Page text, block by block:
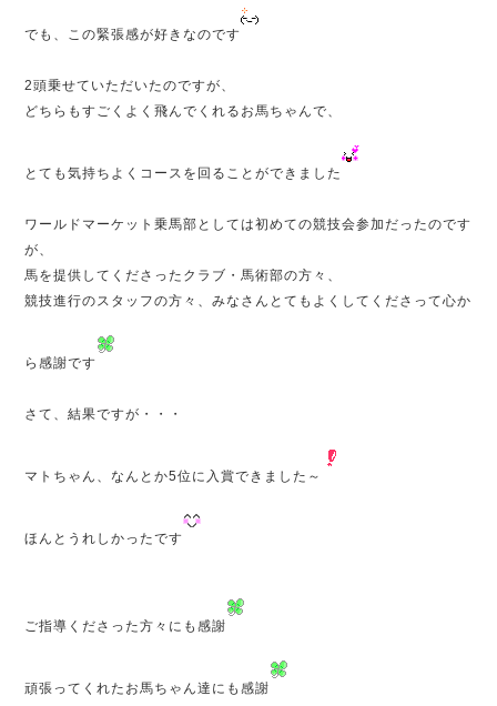
でも、この緊張感が好きなのです
2頭乗せていただいたのですが、
どちらもすごくよく飛んでくれるお馬ちゃんで、
とても気持ちよくコースを回ることができました
ワールドマーケット乗馬部としては初めての競技会参加だったのです
が、
馬を提供してくださったクラブ・馬術部の方々、
競技進行のスタッフの方々、みなさんとてもよくしてくださって心か
ら感謝です
さて、結果ですが・・・
マトちゃん、なんとか5位に入賞できました～
ほんとうれしかったです
ご指導くださった方々にも感謝
頑張ってくれたお馬ちゃん達にも感謝